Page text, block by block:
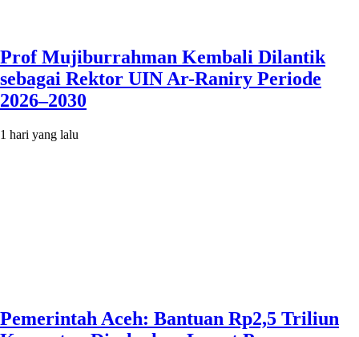
Prof Mujiburrahman Kembali Dilantik
sebagai Rektor UIN Ar-Raniry Periode
2026–2030
1 hari yang lalu
Pemerintah Aceh: Bantuan Rp2,5 Triliun